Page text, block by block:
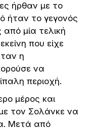
ήρθαν με το
ήταν το γεγονός
μία τελική
που είχε
η
να
περιοχή.
μέρος και
τον Σολάνκε να
Μετά από